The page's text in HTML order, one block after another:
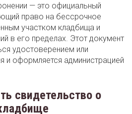
— это официальный
право на бессрочное
участком кладбища и
в его пределах. Этот документ
удостоверением или
и оформляется администрацией
свидетельство о